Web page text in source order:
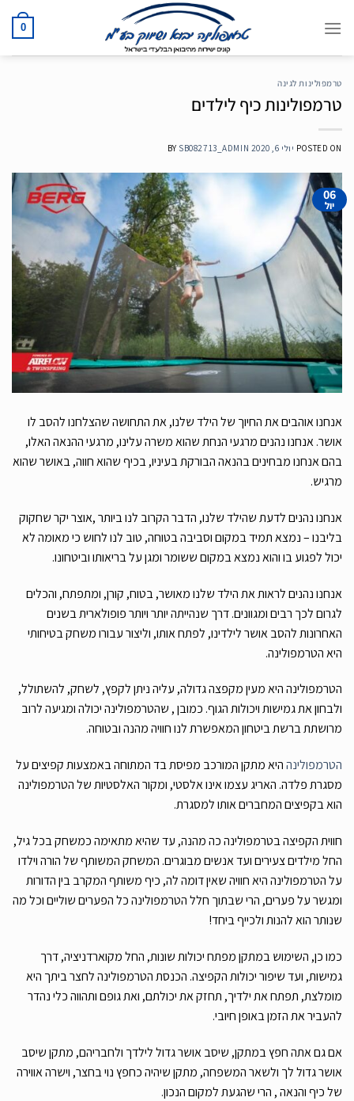
0
טרמפולינות לגינה
טרמפולינות כיף לילדים
POSTED ON יולי 6, 2020 BY SB082713_ADMIN
06
יול
אנחנו אוהבים את החיוך של הילד שלנו, את התחושה שהצלחנו להסב לו
אושר. אנחנו נהנים מרגעי הנחת שהוא משרה עלינו, מרגעי ההנאה האלו,
בהם אנחנו מבחינים בהנאה הבורקת בעיניו, בכיף שהוא חווה, באושר שהוא
מרגיש.
אנחנו נהנים לדעת שהילד שלנו, הדבר הקרוב לנו ביותר ,אוצר יקר שחקוק
בליבנו – נמצא תמיד במקום וסביבה בטוחה, טוב לנו לחוש כי מאומה לא
יכול לפגוע בו והוא נמצא במקום ששומר ומגן על בריאותו וביטחונו.
אנחנו נהנים לראות את הילד שלנו מאושר, בטוח, קורן, ומתפתח, והכלים
לגרום לכך רבים ומגוונים. דרך שנהייתה יותר ויותר פופולארית בשנים
האחרונות להסב אושר לילדינו, לפתח אותו, וליצור עבורו משחק בטיחותי
היא הטרמפולינה.
הטרמפולינה היא מעין מקפצה גדולה, עליה ניתן לקפץ, לשחק, להשתולל,
ולבחון את גמישות ויכולות הגוף. כמובן , שהטרמפולינה יכולה ומגיעה לרוב
מרושתת ברשת ביטחון המאפשרת לנו חוויה מהנה ובטוחה.
הטרמפולינההיא מתקן המורכב מפיסת בד המתוחה באמצעות קפיצים על
מסגרת פלדה. האריג עצמו אינו אלסטי, ומקור האלסטיות של הטרמפולינה
הוא בקפיצים המחברים אותו למסגרת.
חווית הקפיצה בטרמפולינה כה מהנה, עד שהיא מתאימה כמשחק בכל גיל,
החל מילדים צעירים ועד אנשים מבוגרים. המשחק המשותף של הורה וילדו
על הטרמפולינה היא חוויה שאין דומה לה, כיף משותף המקרב בין הדורות
ומגשר על פערים, הרי שבתוך חלל הטרמפולינה כל הפערים שוליים וכל מה
שנותר הוא להנות ולכייף ביחד!
כמו כן, השימוש במתקן מפתח יכולות שונות, החל מקוארדניציה, דרך
גמישות, ועד שיפור יכולות הקפיצה. הכנסת הטרמפולינה לחצר ביתך היא
מומלצת, תפתח את ילדיך, תחזק את יכולתם, ואת גופם ותהווה כלי נהדר
להעביר את הזמן באופן חיובי.
אם גם אתה חפץ במתקן, שיסב אושר גדול לילדך ולחבריהם, מתקן שיסב
אושר גדול לך ולשאר המשפחה, מתקן שיהיה כחפץ נוי בחצר, וישרה אווירה
של כיף והנאה , הרי שהגעת למקום הנכון.